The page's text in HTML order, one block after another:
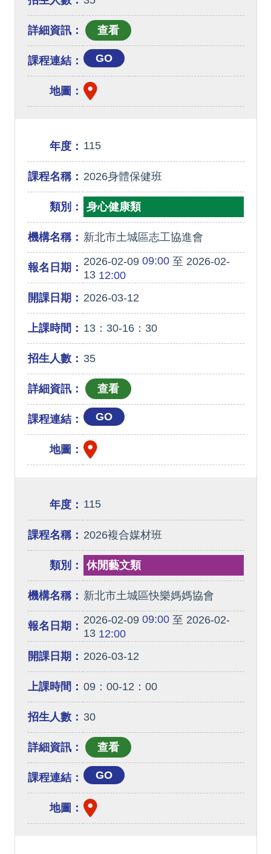
詳細資訊：
課程連結： GO
地圖：
年度： 115
課程名稱： 2026身體保健班
類別： 身心健康類
機構名稱： 新北市土城區志工協進會
報名日期： 2026-02-0909:00至 2026-02-
1312:00
開課日期： 2026-03-12
上課時間： 13：30-16：30
招生人數： 35
詳細資訊：
課程連結： GO
地圖：
年度： 115
課程名稱： 2026複合媒材班
類別： 休閒藝文類
機構名稱： 新北市土城區快樂媽媽協會
報名日期： 2026-02-0909:00至 2026-02-
1312:00
開課日期： 2026-03-12
上課時間： 09：00-12：00
招生人數： 30
詳細資訊：
課程連結： GO
地圖：